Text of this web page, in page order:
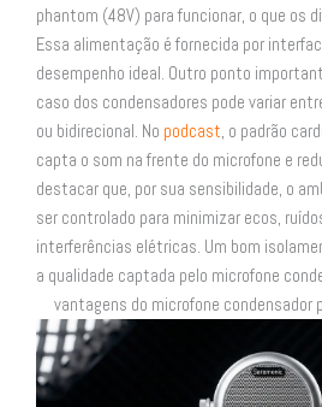
phantom (48V) para funcionar, o que os
Essa alimentação é fornecida por
desempenho ideal. Outro ponto
caso dos condensadores pode variar
ou bidirecional. No podcast, o padrão
capta o som na frente do microfone e
destacar que, por sua sensibilidade, o
ser controlado para minimizar ecos,
interferências elétricas. Um bom
a qualidade captada pelo microfone
vantagens do microfone condensador